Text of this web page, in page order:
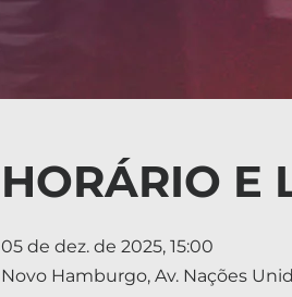
HORÁRIO E
05 de dez. de 2025, 15:00
Novo Hamburgo, Av. Nações